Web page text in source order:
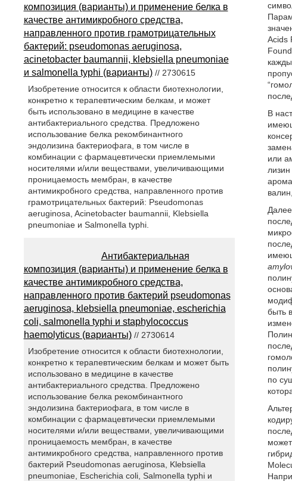
Acids
В
или
быть
по
композиция (варианты) и применение белка в
качестве антимикробного средства,
направленного против грамотрицательных
бактерий: pseudomonas aeruginosa,
acinetobacter baumannii, klebsiella pneumoniae
и salmonella typhi (варианты)// 2730615
Изобретение относится к области биотехнологии,
конкретно к терапевтическим белкам, и может
быть использовано в медицине в качестве
антибактериального средства. Предложено
использование белка рекомбинантного
эндолизина бактериофага, в том числе в
комбинации с фармацевтически приемлемыми
носителями и/или веществами, увеличивающими
проницаемость мембран, в качестве
антимикробного средства, направленного против
грамотрицательных бактерий: Pseudomonas
aeruginosa, Acinetobacter baumannii, Klebsiella
pneumoniae и Salmonella typhi.
Антибактериальная
композиция (варианты) и применение белка в
качестве антимикробного средства,
направленного против бактерий pseudomonas
aeruginosa, klebsiella pneumoniae, escherichia
coli, salmonella typhi и staphylococcus
haemolyticus (варианты)// 2730614
Изобретение относится к области биотехнологии,
конкретно к терапевтическим белкам и может быть
использовано в медицине в качестве
антибактериального средства. Предложено
использование белка рекомбинантного
эндолизина бактериофага, в том числе в
комбинации с фармацевтически приемлемыми
носителями и/или веществами, увеличивающими
проницаемость мембран, в качестве
антимикробного средства, направленного против
бактерий Pseudomonas aeruginosa, Klebsiella
pneumoniae, Escherichia coli, Salmonella typhi и